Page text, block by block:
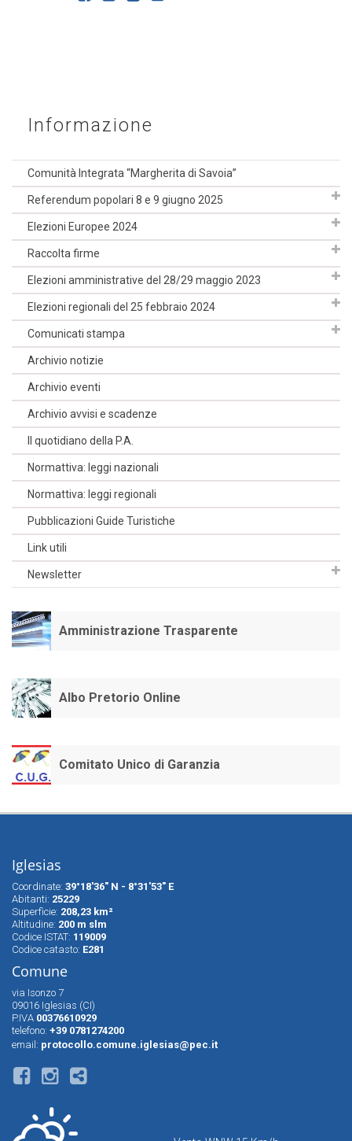
Informazione
Comunità Integrata “Margherita di Savoia”
Referendum popolari 8 e 9 giugno 2025
Elezioni Europee 2024
Raccolta firme
Elezioni amministrative del 28/29 maggio 2023
Elezioni regionali del 25 febbraio 2024
Comunicati stampa
Archivio notizie
Archivio eventi
Archivio avvisi e scadenze
Il quotidiano della P.A.
Normattiva: leggi nazionali
Normattiva: leggi regionali
Pubblicazioni Guide Turistiche
Link utili
Newsletter
Amministrazione Trasparente
Albo Pretorio Online
Comitato Unico di Garanzia
Iglesias
Coordinate: 39°18'36" N - 8°31'53" E
Abitanti: 25229
Superfìcie: 208,23 km²
Altitudine: 200 m slm
Codice ISTAT: 119009
Codice catasto: E281
Comune
via Isonzo 7
09016 Iglesias (CI)
P.IVA 00376610929
telefono: +39 0781274200
email: protocollo.comune.iglesias@pec.it